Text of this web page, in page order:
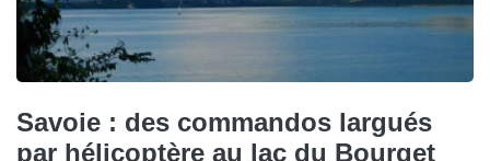
Savoie : des commandos largués
par hélicoptère au lac du Bourget